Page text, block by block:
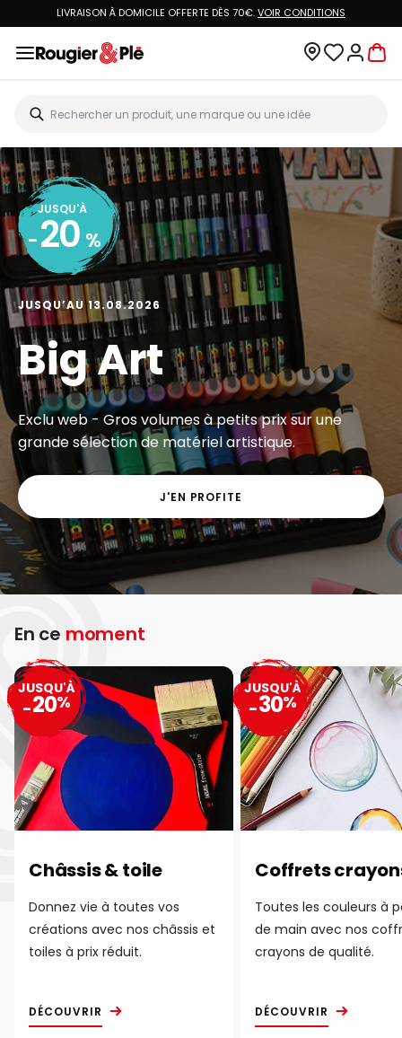
LIVRAISON À DOMICILE OFFERTE DÈS 70€.VOIR CONDITIONS
JUSQU'À
- 20 %
JUSQU’AU 13.08.2026
Big Art
Exclu web - Gros volumes à petits prix sur une
grande sélection de matériel artistique.
J'EN PROFITE
En ce moment
Châssis & toile
Donnez vie à toutes vos
créations avec nos châssis et
toiles à prix réduit.
DÉCOUVRIR
JUSQU'À
-20%
Coffrets
Toutes les couleurs à
de main avec nos
crayons de qualité.
DÉCOUVRIR
JUSQU'À
-30%